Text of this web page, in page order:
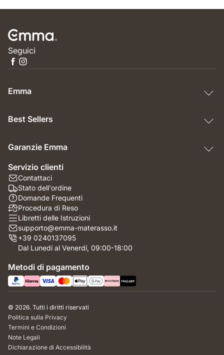
Seguici
Emma
Best Sellers
Garanzie Emma
Servizio clienti
Contattaci
Stato dell'ordine
Domande Frequenti
Procedura di Reso
Libretti delle Istruzioni
supporto@emma-materasso.it
+39 0240137095
Dal Lunedí al Venerdí, 09:00-18:00
Metodi di pagamento
© 2026. Tutti i diritti riservati
Politica sulla Privacy
Termini e Condizioni
Note Legali
Dichiarazione di Accessibilità